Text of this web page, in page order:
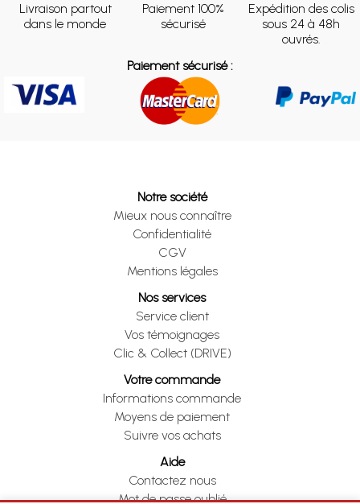
Livraison partout
dans le monde
Paiement 100%
sécurisé
Expédition des colis
sous 24 à 48h
ouvrés.
Paiement sécurisé :
Notre société
Mieux nous connaître
Confidentialité
CGV
Mentions légales
Nos services
Service client
Vos témoignages
Clic & Collect (DRIVE)
Votre commande
Informations commande
Moyens de paiement
Suivre vos achats
Aide
Contactez nous
Mot de passe oublié